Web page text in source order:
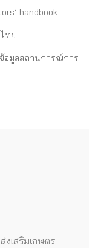
handbook
ทย
อมูลสถานการณ์การ
งเสริมเกษตร